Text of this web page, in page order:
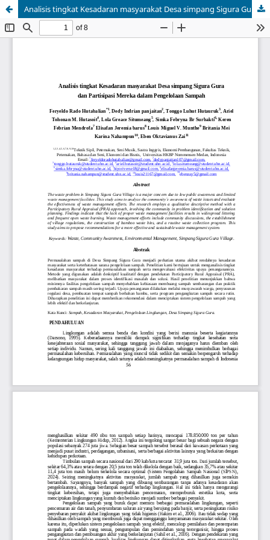
Analisis tingkat Kesadaran masyarakat Desa simpang Sigura Gura dan Partisipasi Mereka dalam Pengelolaan Sampah